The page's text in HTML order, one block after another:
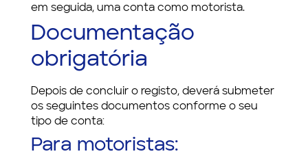
em seguida, uma conta como motorista.
Documentação
obrigatória
Depois de concluir o registo, deverá submeter
os seguintes documentos conforme o seu
tipo de conta:
Para motoristas: